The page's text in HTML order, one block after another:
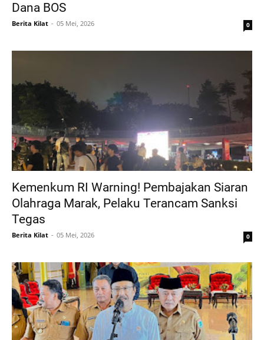
Dana BOS ​
Berita Kilat 05 Mei, 2026 0
Kemenkum RI Warning! Pembajakan Siaran
Olahraga Marak, Pelaku Terancam Sanksi
Tegas
Berita Kilat 05 Mei, 2026 0